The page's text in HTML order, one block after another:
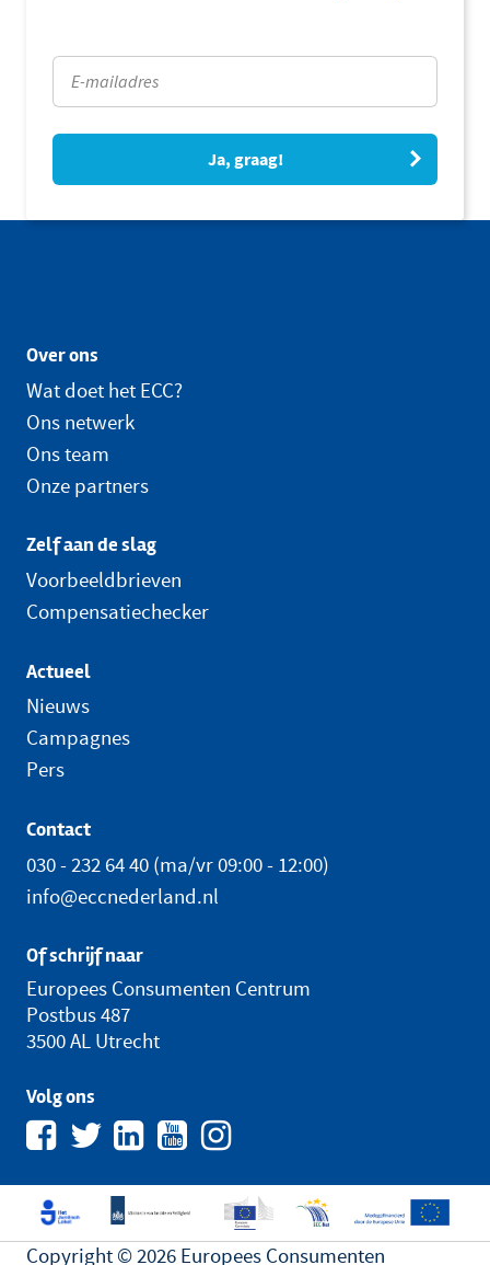
Ja, graag!
Over ons
Wat doet het ECC?
Ons netwerk
Ons team
Onze partners
Zelf aan de slag
Voorbeeldbrieven
Compensatiechecker
Actueel
Nieuws
Campagnes
Pers
Contact
030 - 232 64 40 (ma/vr 09:00 - 12:00)
info@eccnederland.nl
Of schrijf naar
Europees Consumenten Centrum
Postbus 487
3500 AL Utrecht
Volg ons
Copyright © 2026 Europees Consumenten